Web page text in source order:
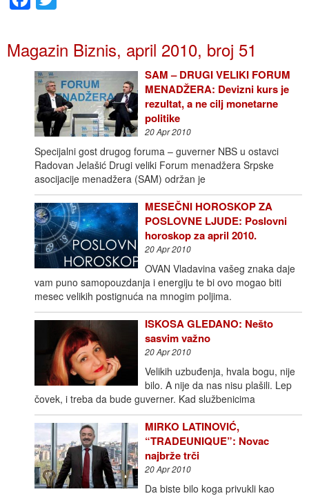
Magazin Biznis, april 2010, broj 51
SAM – DRUGI VELIKI FORUM
MENADŽERA: Devizni kurs je
rezultat, a ne cilj monetarne
politike
20 Apr 2010
Specijalni gost drugog foruma – guverner NBS u ostavci
Radovan Jelašić Drugi veliki Forum menadžera Srpske
asocijacije menadžera (SAM) održan je
MESEČNI HOROSKOP ZA
POSLOVNE LJUDE: Poslovni
horoskop za april 2010.
20 Apr 2010
OVAN Vladavina vašeg znaka daje
vam puno samopouzdanja i energiju te bi ovo mogao biti
mesec velikih postignuća na mnogim poljima.
ISKOSA GLEDANO: Nešto
sasvim važno
20 Apr 2010
Velikih uzbuđenja, hvala bogu, nije
bilo. A nije da nas nisu plašili. Lep
čovek, i treba da bude guverner. Kad službenicima
MIRKO LATINOVIĆ,
“TRADEUNIQUE”: Novac
najbrže trči
20 Apr 2010
Da biste bilo koga privukli kao